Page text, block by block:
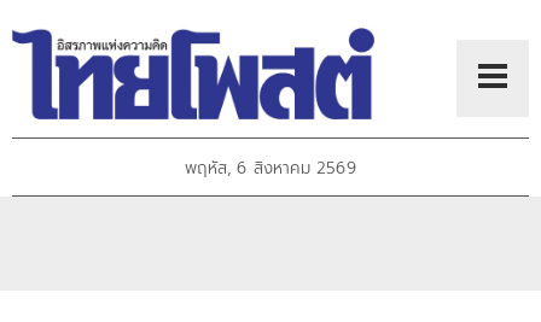
พฤหัส, 6 สิงหาคม 2569